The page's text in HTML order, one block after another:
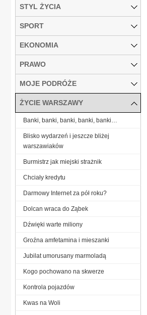
STYL ŻYCIA
SPORT
EKONOMIA
PRAWO
MOJE PODRÓŻE
ŻYCIE WARSZAWY
Banki, banki, banki, banki, banki…
Blisko wydarzeń i jeszcze bliżej
warszawiaków
Burmistrz jak miejski strażnik
Chciały kredytu
Darmowy Internet za pół roku?
Dolcan wraca do Ząbek
Dźwięki warte miliony
Groźna amfetamina i mieszanki
Jubilat umorusany marmoladą
Kogo pochowano na skwerze
Kontrola pojazdów
Kwas na Woli